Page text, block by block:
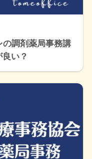
の調剤薬局事務講
い？